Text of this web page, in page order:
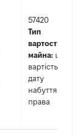
57420
Тип
вартості
майна: це
вартість на
дату
набуття
права